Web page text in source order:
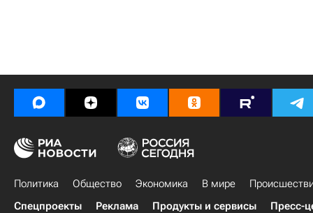
Политика Общество Экономика В мире
Спецпроекты
Реклама Продукты и сервисы Пресс-